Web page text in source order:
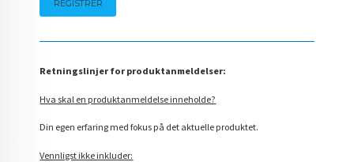
Retningslinjer for produktanmeldelser:
Hva skal en produktanmeldelse inneholde?
Din egen erfaring med fokus på det aktuelle produktet.
Vennligst ikke inkluder: